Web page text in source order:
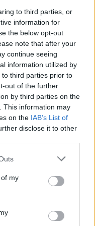
to third parties, or
information for
the below opt-out
note that after your
continue seeing
information utilized by
third parties prior to
out of the further
by third parties on the
This information may
on the IAB’s List of
disclose it to other
one or more Google
You may click to
its third-party tags to
in below Google
my
έχει πλέον
ότι ένα
τις
δείχνει να
να
χρήση και τα
χαρακτήρα τους.
από το σχέδιο
ακόμη σαφές αν το
πλήρως και να
αν θα υπάρχει
υπό εξέταση.